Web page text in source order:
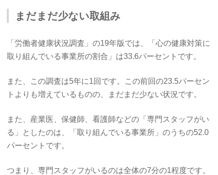
まだまだ少ない取組み
「労働者健康状況調査」の19年版では、「心の健康対策に
取り組んでいる事業所の割合」は33.6パーセントです。
また、この調査は5年に1回です。この前回の23.5パーセン
トよりも増えているものの、まだまだ少ない状況です。
また、産業医、保健師、看護師などの「専門スタッフがい
る」としたのは、「取り組んでいる事業所」のうちの52.0
パーセントです。
つまり、専門スタッフがいるのは全体の7分の1程度です。